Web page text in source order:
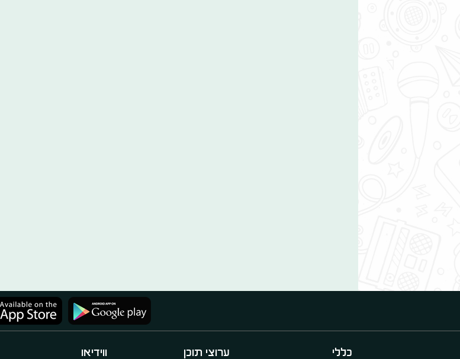
כללי ערוצי תוכן ווידיאו